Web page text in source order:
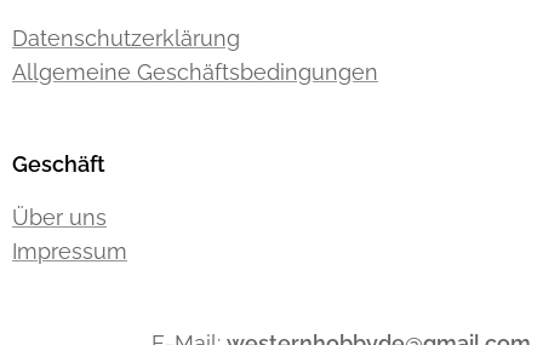
Datenschutzerklärung
Allgemeine Geschäftsbedingungen
Geschäft
Über uns
Impressum